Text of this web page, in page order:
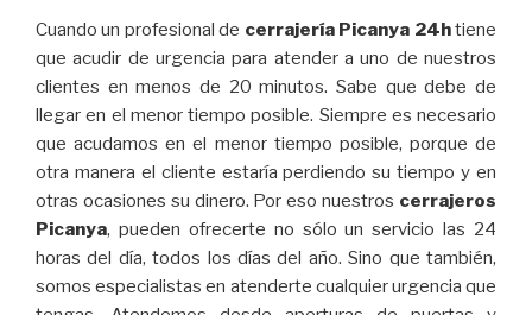
Cuando un profesional de cerrajería Picanya 24htiene
que acudir de urgencia para atender a uno de nuestros
clientes en menos de 20 minutos. Sabe que debe de
llegar en el menor tiempo posible. Siempre es necesario
que acudamos en el menor tiempo posible, porque de
otra manera el cliente estaría perdiendo su tiempo y en
otras ocasiones su dinero. Por eso nuestros cerrajeros
Picanya, pueden ofrecerte no sólo un servicio las 24
horas del día, todos los días del año. Sino que también,
somos especialistas en atenderte cualquier urgencia que